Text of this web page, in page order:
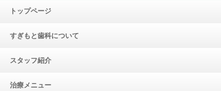
トップページ
すぎもと歯科について
スタッフ紹介
治療メニュー